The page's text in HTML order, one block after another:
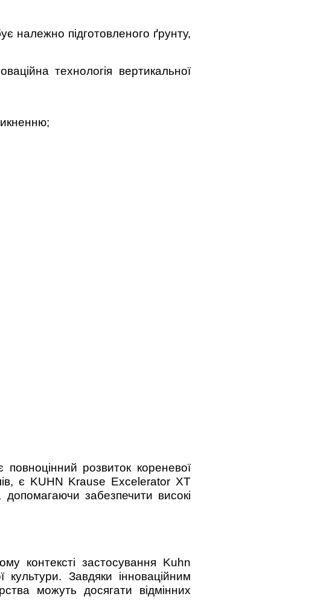
належно підготовленого ґрунту,
технологія вертикальної
розвиток кореневої
є KUHN Krause Excelerator XT
допомагаючи забезпечити високі
контексті застосування Kuhn
Завдяки інноваційним
можуть досягати відмінних